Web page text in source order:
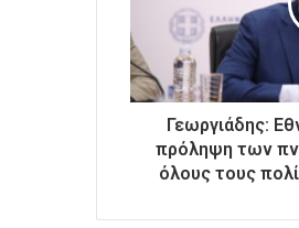
κ
τ
ρ
ο
σ
Γεωργιάδης:
πρόληψη των
όλους τους